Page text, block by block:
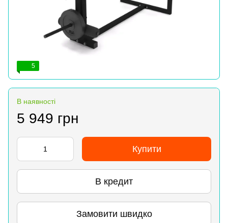
5
В наявності
5 949 грн
Купити
В кредит
Замовити швидко